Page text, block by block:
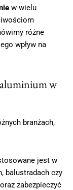
w wielu
różne
wpływ na
aluminium w
branżach,
jest w
balustradach czy
zabezpieczyć